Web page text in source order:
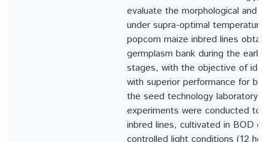
evaluate the morphological and
under supra-optimal
popcorn maize inbred lines
germplasm bank during the
stages, with the objective of
with superior performance for
the seed technology laboratory
experiments were conducted to
inbred lines, cultivated in BOD